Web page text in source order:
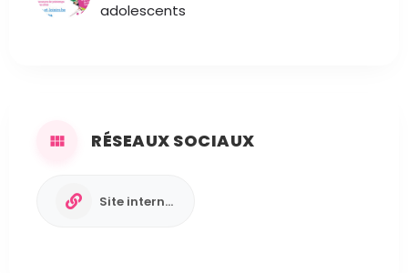
adolescents
RÉSEAUX SOCIAUX
Site internet